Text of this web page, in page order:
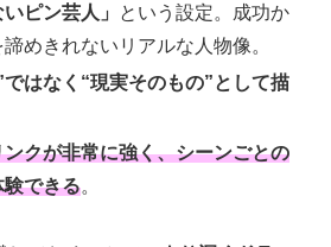
ピン芸人」
という設定。成功か
めきれないリアルな人物像。
はなく“現実そのもの”として描
クが非常に強く、シーンごとの
験できる。